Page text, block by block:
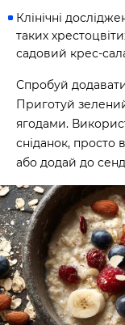
Клінічні
таких
садовий крес-
Спробуй
Приготуй
ягодами.
сніданок, просто
або додай до